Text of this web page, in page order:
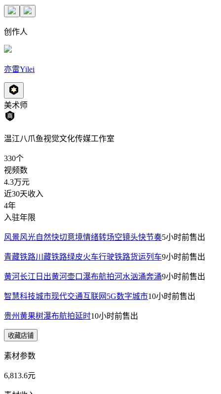
创作人
亦雷Yilei
美术师
温江八爪鱼视觉文化传媒工作室
330个
视频数
4.3万元
近30天收入
4年
入驻年限
风景风光自然快切意境情绪转场空镜头快节奏5小时前售出
青藏铁路川藏铁路绿皮火车行驶铁路货运列车9小时前售出
黄河长江日出黄河壶口瀑布航拍河水汹涌奔涌9小时前售出
智慧科技城市现代交通互联网5G数字城市10小时前售出
贵州黄果树瀑布航拍延时10小时前售出
收藏店铺
素材参数
6,813.6元